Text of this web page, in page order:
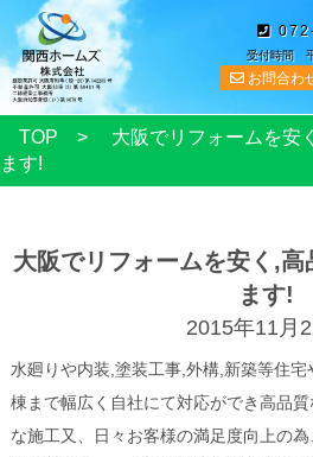
受付時間
お問合わ
TOP
大阪でリフォームを安
ます!
大阪でリフォームを安く,高
ます!
2015年11月
水廻りや内装,塗装工事,外構,新築等住
棟まで幅広く自社にて対応ができ高品
な施工又、日々お客様の満足度向上の